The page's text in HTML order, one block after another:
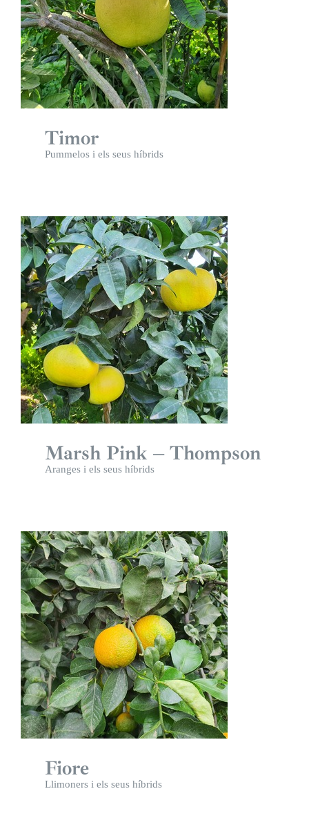
Timor
Pummelos i els seus híbrids
Marsh Pink – Thompson
Aranges i els seus híbrids
Fiore
Llimoners i els seus híbrids